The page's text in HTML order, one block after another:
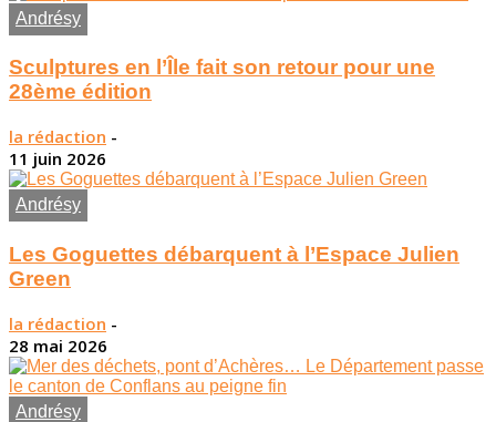
Andrésy
Sculptures en l’Île fait son retour pour une
28ème édition
la rédaction -
11 juin 2026
Andrésy
Les Goguettes débarquent à l’Espace Julien
Green
la rédaction -
28 mai 2026
Andrésy